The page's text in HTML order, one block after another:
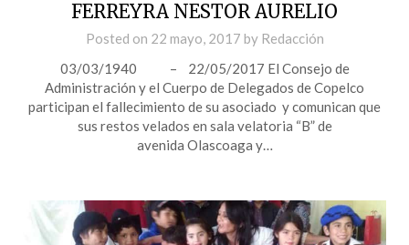
FERREYRA NESTOR AURELIO
Posted on 22 mayo, 2017 by Redacción
03/03/1940 – 22/05/2017 El Consejo de
Administración y el Cuerpo de Delegados de Copelco
participan el fallecimiento de su asociado y comunican que
sus restos velados en sala velatoria “B” de
avenida Olascoaga y…